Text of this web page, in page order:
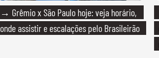
→ Grêmio x São Paulo hoje: veja horário,
onde assistir e escalações pelo Brasileirão